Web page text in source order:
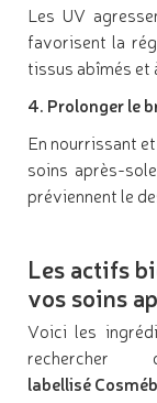
Les UV
favorisent la
tissus abîmés et
4. Prolonger le
En nourrissant
soins après-
préviennent le
Les actifs
vos soins
Voici les
labellisé